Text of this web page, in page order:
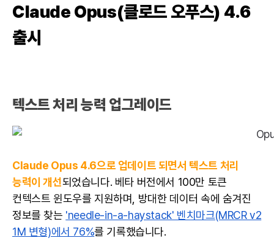
Claude Opus(클로드 오푸스) 4.6
출시
텍스트 처리 능력 업그레이드
Claude Opus 4.6으로 업데이트 되면서 텍스트 처리
능력이 개선되었습니다. 베타 버전에서 100만 토큰
컨텍스트 윈도우를 지원하며, 방대한 데이터 속에 숨겨진
정보를 찾는 'needle-in-a-haystack' 벤치마크(MRCR v2
1M 변형)에서 76%를 기록했습니다.